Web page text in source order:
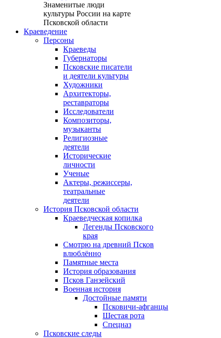
Знаменитые люди
культуры России на карте
Псковской области
Краеведение
Персоны
Краеведы
Губернаторы
Псковские писатели
и деятели культуры
Художники
Архитекторы,
реставраторы
Исследователи
Композиторы,
музыканты
Религиозные
деятели
Исторические
личности
Ученые
Актеры, режиссеры,
театральные
деятели
История Псковской области
Краеведческая копилка
Легенды Псковского
края
Смотрю на древний Псков
влюблённо
Памятные места
История образования
Псков Ганзейский
Военная история
Достойные памяти
Псковичи-афганцы
Шестая рота
Спецназ
Псковские следы